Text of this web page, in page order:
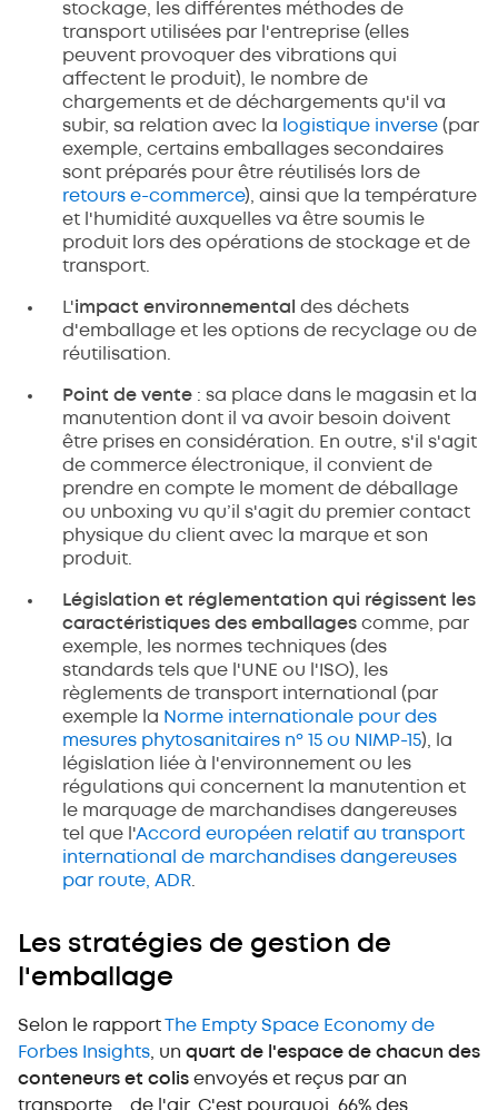
stockage, les différentes méthodes de
transport utilisées par l'entreprise (elles
peuvent provoquer des vibrations qui
affectent le produit), le nombre de
chargements et de déchargements qu'il va
subir, sa relation avec la logistique inverse (par
exemple, certains emballages secondaires
sont préparés pour être réutilisés lors de
retours e-commerce), ainsi que la température
et l'humidité auxquelles va être soumis le
produit lors des opérations de stockage et de
transport.
L'impact environnemental des déchets
d'emballage et les options de recyclage ou de
réutilisation.
Point de vente : sa place dans le magasin et la
manutention dont il va avoir besoin doivent
être prises en considération. En outre, s'il s'agit
de commerce électronique, il convient de
prendre en compte le moment de déballage
ou unboxing vu qu’il s'agit du premier contact
physique du client avec la marque et son
produit.
Législation et réglementation qui régissent les
caractéristiques des emballages comme, par
exemple, les normes techniques (des
standards tels que l'UNE ou l'ISO), les
règlements de transport international (par
exemple la Norme internationale pour des
mesures phytosanitaires nº 15 ou NIMP-15), la
législation liée à l'environnement ou les
régulations qui concernent la manutention et
le marquage de marchandises dangereuses
tel que l'Accord européen relatif au transport
international de marchandises dangereuses
par route, ADR.
Les stratégies de gestion de
l'emballage
Selon le rapport
The Empty Space Economy de
Forbes Insights, un quart de l'espace de chacun des
conteneurs et colis envoyés et reçus par an
transporte... de l'air. C'est pourquoi, 66% des